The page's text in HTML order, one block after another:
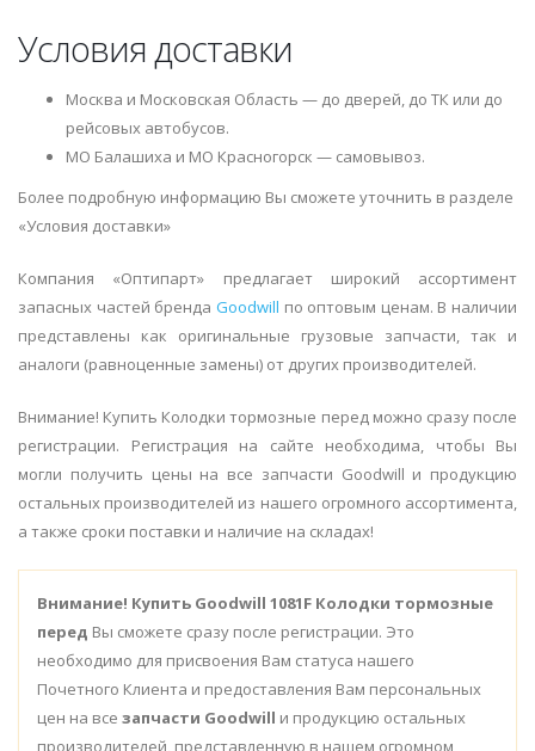
Условия доставки
Москва и Московская Область — до дверей, до ТК или до
рейсовых автобусов.
МО Балашиха и МО Красногорск — самовывоз.
Более подробную информацию Вы сможете уточнить в разделе
«Условия доставки»
Компания «Оптипарт» предлагает широкий ассортимент
запасных частей бренда Goodwill по оптовым ценам. В наличии
представлены как оригинальные грузовые запчасти, так и
аналоги (равноценные замены) от других производителей.
Внимание! Купить Колодки тормозные перед можно сразу после
регистрации. Регистрация на сайте необходима, чтобы Вы
могли получить цены на все запчасти Goodwill и продукцию
остальных производителей из нашего огромного ассортимента,
а также сроки поставки и наличие на складах!
Внимание! Купить Goodwill 1081F Колодки тормозные
перед Вы сможете сразу после регистрации. Это
необходимо для присвоения Вам статуса нашего
Почетного Клиента и предоставления Вам персональных
цен на все запчасти Goodwill и продукцию остальных